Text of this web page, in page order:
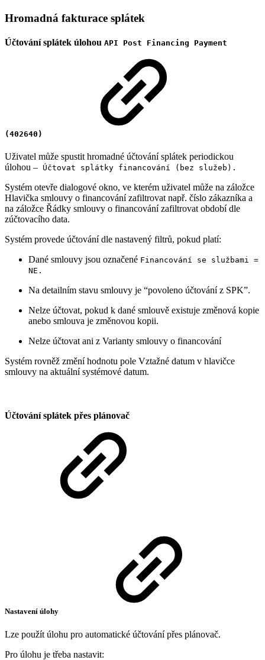
Hromadná fakturace splátek
Účtování splátek úlohou API Post Financing Payment
(402640)
Uživatel může spustit hromadné účtování splátek periodickou
úlohou – Účtovat splátky financování (bez služeb).
Systém otevře dialogové okno, ve kterém uživatel může na záložce
Hlavička smlouvy o financování zafiltrovat např. číslo zákazníka a
na záložce Řádky smlouvy o financování zafiltrovat období dle
zúčtovacího data.
Systém provede účtování dle nastavený filtrů, pokud platí:
Dané smlouvy jsou označené Financování se službami =
NE.
Na detailním stavu smlouvy je “povoleno účtování z SPK”.
Nelze účtovat, pokud k dané smlouvě existuje změnová kopie
anebo smlouva je změnovou kopii.
Nelze účtovat ani z Varianty smlouvy o financování
Systém rovněž změní hodnotu pole Vztažné datum v hlavičce
smlouvy na aktuální systémové datum.
Účtování splátek přes plánovač
Nastavení úlohy
Lze použít úlohu pro automatické účtování přes plánovač.
Pro úlohu je třeba nastavit: